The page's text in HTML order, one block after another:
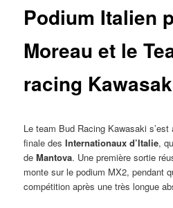
Podium Italien
Moreau et le
racing
Le team Bud Racing Kawasaki
finale desInternationaux d’Italie,
deMantova. Une première sortie
monte sur le podium MX2, pendant
compétition après une très longue